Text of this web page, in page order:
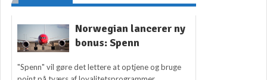
Norwegian lancerer ny
bonus: Spenn
"Spenn" vil gøre det lettere at optjene og bruge